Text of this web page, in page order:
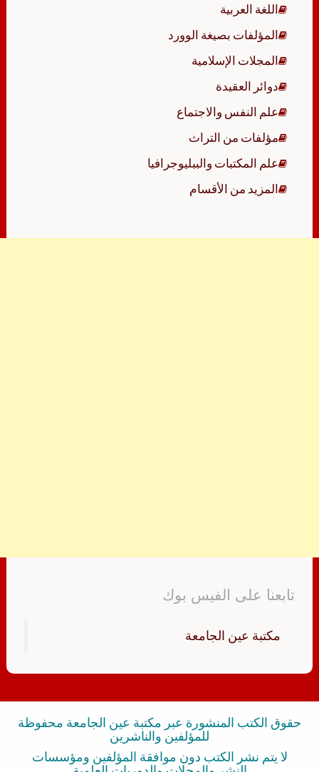
اللغة العربية
المؤلفات بصيغة الوورد
المجلات الإسلامية
دوائر العقيدة
علم النفس والاجتماع
مؤلفات من التراث
علم المكتبات والببليوجرافيا
المزيد من الأقسام
تابعنا على الفيس بوك
‏مكتبة عين الجامعة‏
حقوق الكتب المنشورة عبر مكتبة عين الجامعة محفوظة
للمؤلفين والناشرين
لا يتم نشر الكتب دون موافقة المؤلفين ومؤسسات